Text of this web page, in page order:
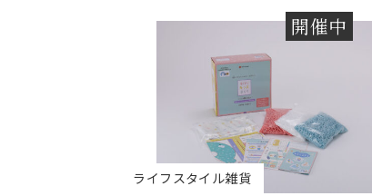
開催中
ライフスタイル雑貨